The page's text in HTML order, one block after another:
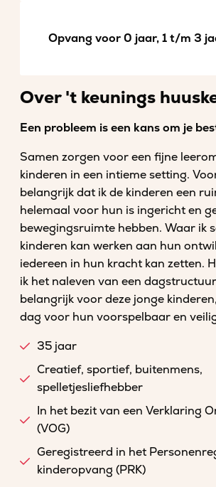
Opvang voor 0 jaar, 1 t/m 3
Over 't keunings
Een probleem is een kans om je
Samen zorgen voor een fijne
kinderen in een intieme setting.
belangrijk dat ik de kinderen een
helemaal voor hun is ingericht en
bewegingsruimte hebben. Waar ik
kinderen kan werken aan hun
iedereen in hun kracht kan zetten.
ik het naleven van een
belangrijk voor deze jonge
dag voor hun voorspelbaar en
35 jaar
Creatief, sportief, buitenmens,
spelletjesliefhebber
In het bezit van een Verklaring
(VOG)
Geregistreerd in het
kinderopvang (PRK)